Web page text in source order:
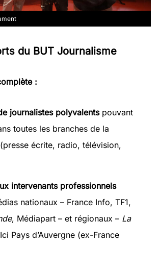
du BUT Journalisme
:
journalistes polyvalentspouvant
toutes les branches de la
écrite, radio, télévision,
intervenants professionnels
nationaux – France Info, TF1,
, Médiapart – et régionaux – La
Pays d’Auvergne (ex-France